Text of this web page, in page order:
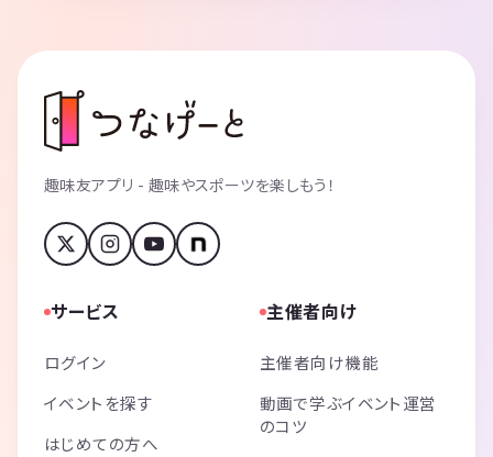
趣味友アプリ - 趣味やスポーツを楽しもう！
サービス
ログイン
イベントを探す
はじめての方へ
主催者向け
主催者向け機能
動画で学ぶイベント運営
のコツ